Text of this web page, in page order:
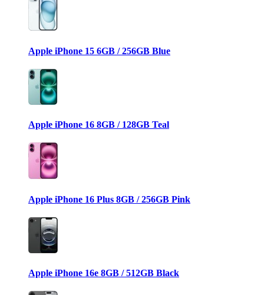
Apple iPhone 15 6GB / 256GB Blue
Apple iPhone 16 8GB / 128GB Teal
Apple iPhone 16 Plus 8GB / 256GB Pink
Apple iPhone 16e 8GB / 512GB Black